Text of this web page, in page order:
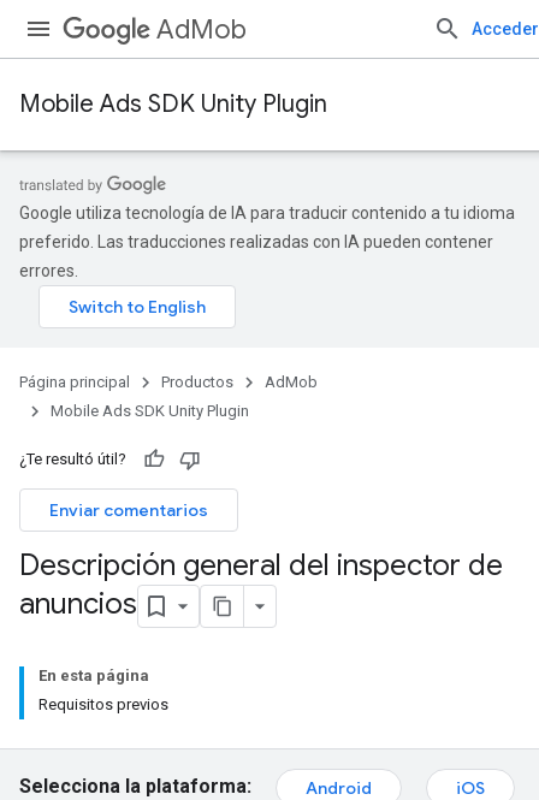
AdMob Acceder
Mobile Ads SDK Unity Plugin
Google utiliza tecnología de IA para traducir contenido a tu idioma
preferido. Las traducciones realizadas con IA pueden contener
errores.
Página principal Productos
AdMob
Mobile Ads SDK Unity Plugin
¿Te resultó útil?
Enviar comentarios
Descripción general del inspector de
anuncios
En esta página
Requisitos previos
Selecciona la plataforma: Android
iOS